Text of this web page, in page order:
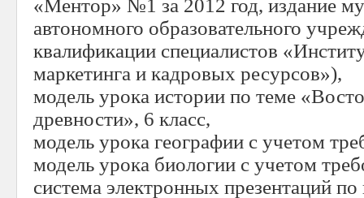
«Ментор» №1 за 2012 год, издание
автономного образовательного
квалификации специалистов
маркетинга и кадровых ресурсов»),
модель урока истории по теме
древности», 6 класс,
модель урока географии с учетом
модель урока биологии с учетом
система электронных презентаций